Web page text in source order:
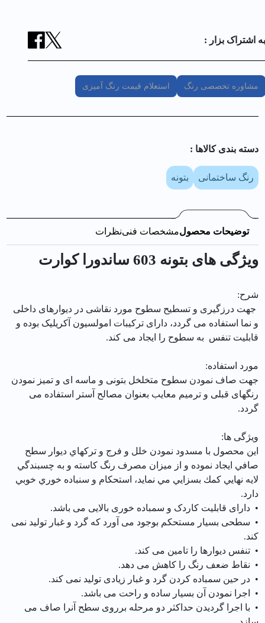
به اشتراک بزار :
مشاوره تخصصی رنگ استعلام قیمت رنگ آمیزی
دسته بندی کالا‌ها :
رنگ ساختمانی بتونه
توضیحات محصولمشخصات فنینظرات
ویژگی های بتونه 603 ساندورا كوارت
شرح:
جهت درزگیری و تسطیح سطوح مورد نقاشی در دیوارهای داخلی
و نما استفاده می گردد، دارای ترکیبات امولسیون آکریلیک بوده و
قابلیت تنفس به سطوح را ایجاد می کند.
مورد استفاده:
جهت صاف نمودن سطوح متخلخل بتونی و ماسه ای و تمیز نمودن
رنگهای قبلی و ترمیم معایب بعنوان مصالح آستر استفاده می
گردد.
ویژگی ها:
اين محصول با مسدود نمودن خلل و فرج و تركهاي ديوار سطح
صافي ايجاد نموده و از ميزان مصرف رنگ كاسته و به چسبندگي
لايه نهايي كمك بسزايي مي نمايد، استحكام و سنباده خوري خوبي
دارد.
• دارای قابلیت کاردک و سمباده خوری بالایی می باشد.
• سطحی بسیار مستحکم بوجود می آورد که گرد و غبار تولید نمی
کند.
• تنفس دیوارها را تامین می کند.
• نقاط ضعف رنگ را کاهش می دهد.
• در حین سمباده کردن گرد و غبار زیادی تولید نمی کند.
• اجرا نمودن آن بسیار ساده و راحت می باشد.
• با اجرا گردیدن حداکثر دو مرحله برروی سطح آنرا صاف می